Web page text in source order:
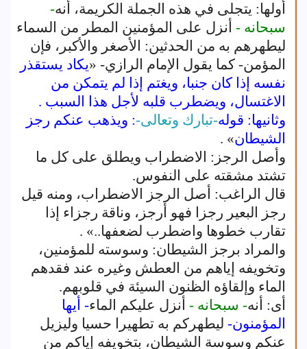
أولها: يتجلى في هذه الجملة الكريمة، أنه-
سبحانه - أنزل على المؤمنين المطر من السماء
ليطهرهم به من الحدثين: الأصغر والأكبر، فإن
المؤمن- كما يقول الإمام الرازي- «يكاد يستقذر
نفسه إذا كان جنبا، ويغتم إذا لم يتمكن من
الاغتسال، ويضطرب قلبه لأجل هذا السبب .
وثانيها: قوله-تبارك وتعالى-: ويذهب عنكم رجز
الشيطان» .
وأصل الرجز: الاضطراب ويطلق على كل ما
تشتد مشقته على النفوس.
قال الراغب: أصل الرجز الاضطراب، ومنه قيل
رجز البعير رجزا فهو أرجز، وناقة رجزاء إذا
تقارب خطوها واضطرب لضعفها..» .
والمراد برجز الشيطان: وسوسته للمؤمنين،
وتخويفه إياهم من العطش وغيره عند فقدهم
الماء وإلقاؤه الظنون السيئة في قلوبهم.
أى: أنه- سبحانه - أنزل عليكم الماء- أيها
المؤمنون- ليطهركم به تطهيرا حسيا وليزيل
عنكم وسوسة الشيطان، بتخويفه إياكم من